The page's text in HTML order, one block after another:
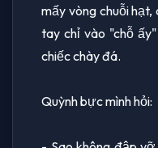
mấy vòng chuỗi
tay chỉ vào "chỗ
chiếc chày đá.
Quỳnh bực mình hỏi: